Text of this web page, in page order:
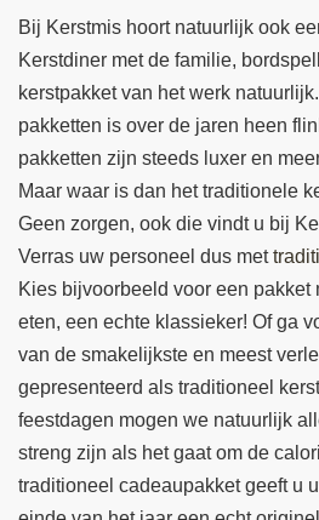
Bij Kerstmis hoort natuurlijk ook
Kerstdiner met de familie,
kerstpakket van het werk
pakketten is over de jaren heen
pakketten zijn steeds luxer en
Maar waar is dan het traditionele
Geen zorgen, ook die vindt u bij
Verras uw personeel dus met
Kies bijvoorbeeld voor een
eten, een echte klassieker! Of ga
van de smakelijkste en meest
gepresenteerd als traditioneel
feestdagen mogen we natuurlijk
streng zijn als het gaat om de
traditioneel cadeaupakket geeft u